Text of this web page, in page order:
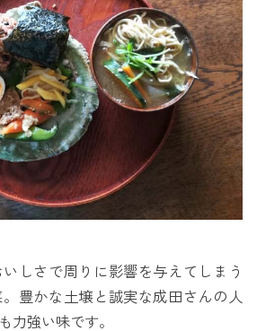
しさで周りに影響を与えてしまう
豊かな土壌と誠実な成田さんの人
力強い味です。